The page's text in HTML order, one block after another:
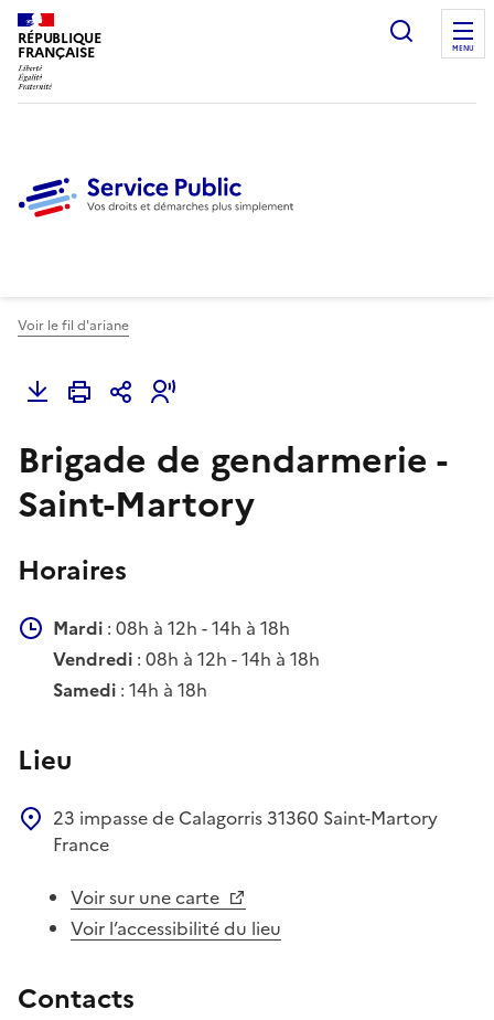
RÉPUBLIQUE
FRANÇAISE
Ouvrir
MENU
Voir le fil d'ariane
Brigade de gendarmerie -
Saint-Martory
Horaires
Mardi : 08h à 12h - 14h à 18h
Vendredi : 08h à 12h - 14h à 18h
Samedi : 14h à 18h
Lieu
23 impasse de Calagorris 31360 Saint-Martory
France
Voir sur une carte
Voir l’accessibilité du lieu
Contacts